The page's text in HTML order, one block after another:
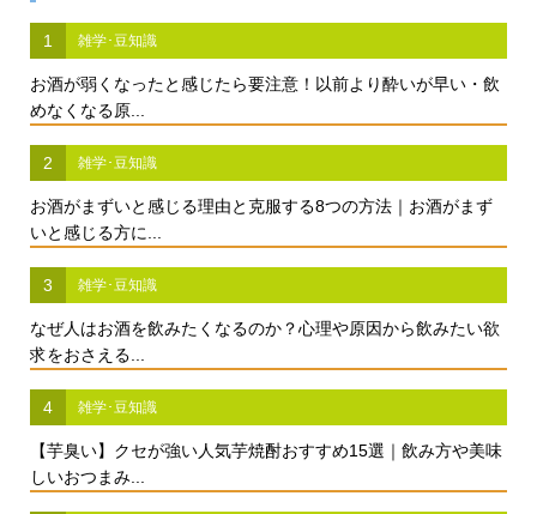
1 雑学･豆知識
お酒が弱くなったと感じたら要注意！以前より酔いが早い・飲
めなくなる原...
2 雑学･豆知識
お酒がまずいと感じる理由と克服する8つの方法｜お酒がまず
いと感じる方に...
3 雑学･豆知識
なぜ人はお酒を飲みたくなるのか？心理や原因から飲みたい欲
求をおさえる...
4 雑学･豆知識
【芋臭い】クセが強い人気芋焼酎おすすめ15選｜飲み方や美味
しいおつまみ...